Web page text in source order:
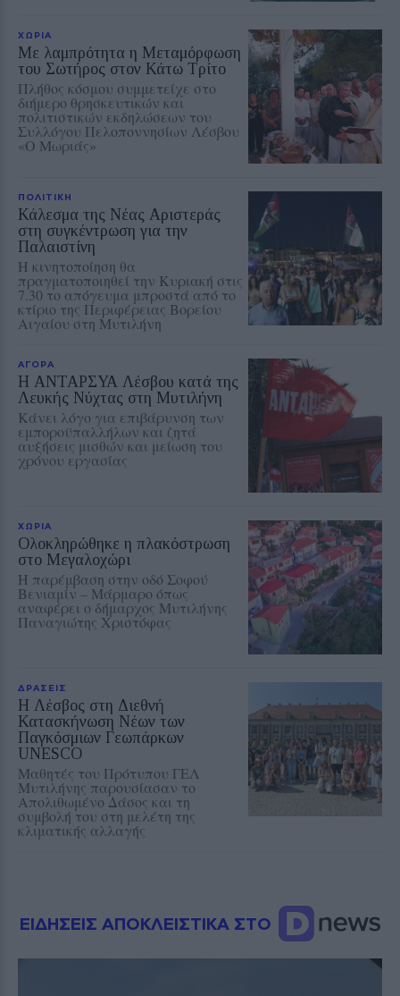
ΧΩΡΙΑ
Με λαμπρότητα η Μεταμόρφωση
του Σωτήρος στον Κάτω Τρίτο
Πλήθος κόσμου συμμετείχε στο
διήμερο θρησκευτικών και
πολιτιστικών εκδηλώσεων του
Συλλόγου Πελοποννησίων Λέσβου
«Ο Μωριάς»
ΠΟΛΙΤΙΚΗ
Κάλεσμα της Νέας Αριστεράς
στη συγκέντρωση για την
Παλαιστίνη
Η κινητοποίηση θα
πραγματοποιηθεί την Κυριακή στις
7.30 το απόγευμα μπροστά από το
κτίριο της Περιφέρειας Βορείου
Αιγαίου στη Μυτιλήνη
ΑΓΟΡΑ
Η ΑΝΤΑΡΣΥΑ Λέσβου κατά της
Λευκής Νύχτας στη Μυτιλήνη
Κάνει λόγο για επιβάρυνση των
εμποροϋπαλλήλων και ζητά
αυξήσεις μισθών και μείωση του
χρόνου εργασίας
ΧΩΡΙΑ
Ολοκληρώθηκε η πλακόστρωση
στο Μεγαλοχώρι
Η παρέμβαση στην οδό Σοφού
Βενιαμίν – Μάρμαρο όπως
αναφέρει ο δήμαρχος Μυτιλήνης
Παναγιώτης Χριστόφας
ΔΡΑΣΕΙΣ
Η Λέσβος στη Διεθνή
Κατασκήνωση Νέων των
Παγκόσμιων Γεωπάρκων
UNESCO
Μαθητές του Πρότυπου ΓΕΛ
Μυτιλήνης παρουσίασαν το
Απολιθωμένο Δάσος και τη
συμβολή του στη μελέτη της
κλιματικής αλλαγής
ΕΙΔΗΣΕΙΣ ΑΠΟΚΛΕΙΣΤΙΚΑ ΣΤΟ